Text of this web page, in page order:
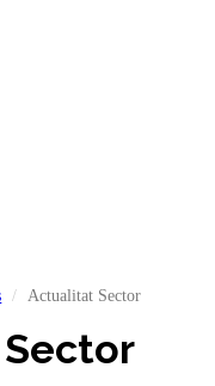
Actualitat Sector